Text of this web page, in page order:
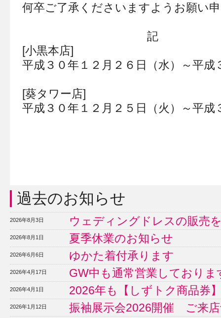
何卒ご了承くださいますようお願い
記
[小黒本店]
平成３０年１２月２６日（水）～平成
[葵タワー店]
平成３０年１２月２５日（火）～平成
過去のお知らせ
2026年8月3日 ウェディングドレスの販売
2026年8月1日 夏季休業のお知らせ
2026年6月6日 ゆかた着付承ります
2026年4月17日 GW中も通常営業しておりま
2026年4月1日 2026年も【しずトク商品券
2026年1月12日 振袖展示会2026開催 ご来店